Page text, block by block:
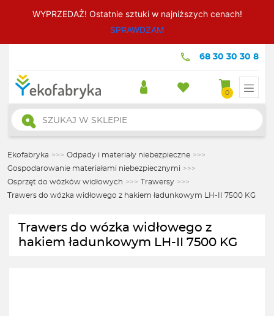
WYPRZEDAŻ! Ostatnie sztuki w najniższych cenach!
SPRAWDZAM
68 30 30 30 8
0
Wyszukiwarka
produktów
Ekofabryka >>> Odpady i materiały niebezpieczne >>>
Gospodarowanie materiałami niebezpiecznymi >>>
Osprzęt do wózków widłowych >>> Trawersy >>>
Trawers do wózka widłowego z hakiem ładunkowym LH-II 7500 KG
Trawers do wózka widłowego z
hakiem ładunkowym LH-II 7500 KG